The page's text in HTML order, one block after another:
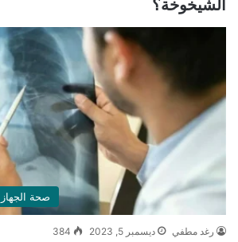
الشيخوخة؟
صحة
رغد مطفي ديسمبر 5, 2023 384